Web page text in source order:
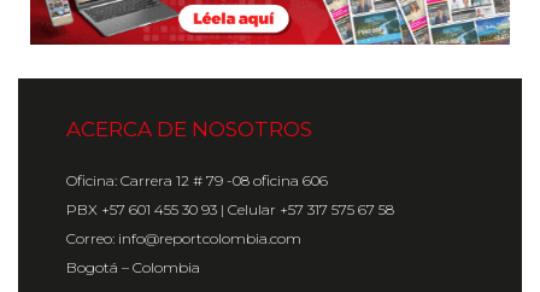
ACERCA DE NOSOTROS
Oficina: Carrera 12 # 79 -08 oficina 606
PBX +57 601 455 30 93 | Celular +57 317 575 67 58
Correo: info@reportcolombia.com
Bogotá – Colombia